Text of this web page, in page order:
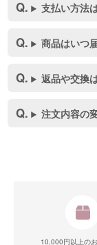
支払い方法
商品はいつ
返品や交換
注文内容の
10,000円以上の